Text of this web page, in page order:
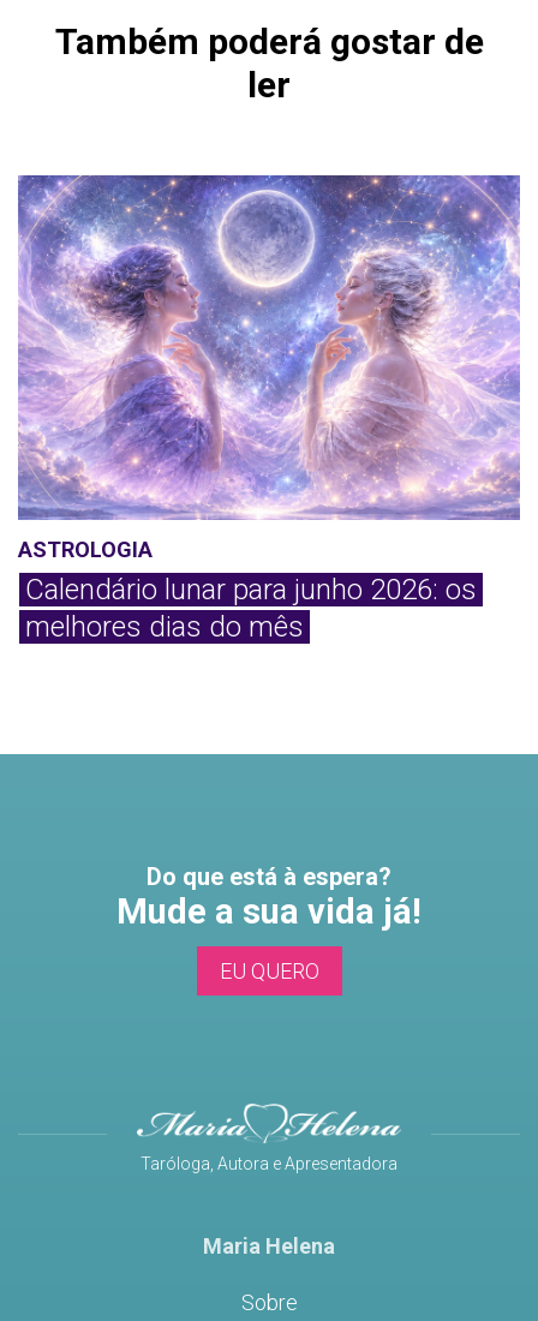
Também poderá gostar de
ler
ASTROLOGIA
Calendário lunar para junho 2026: os
melhores dias do mês
Do que está à espera?
Mude a sua vida já!
EU QUERO
Taróloga, Autora e Apresentadora
Maria Helena
Sobre